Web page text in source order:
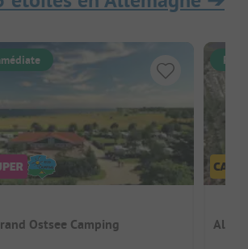
Ostsee Camping